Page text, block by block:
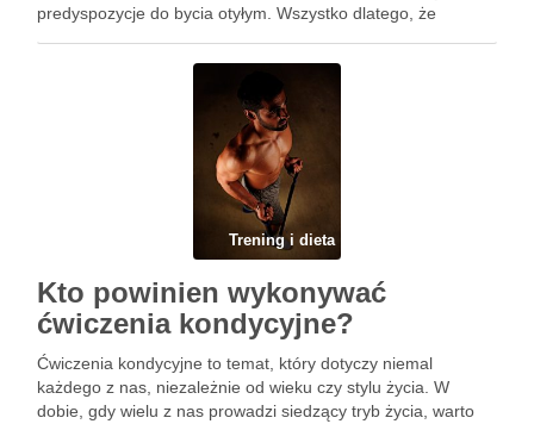
predyspozycje do bycia otyłym. Wszystko dlatego, że
Trening i dieta
Kto powinien wykonywać
ćwiczenia kondycyjne?
Ćwiczenia kondycyjne to temat, który dotyczy niemal
każdego z nas, niezależnie od wieku czy stylu życia. W
dobie, gdy wielu z nas prowadzi siedzący tryb życia, warto